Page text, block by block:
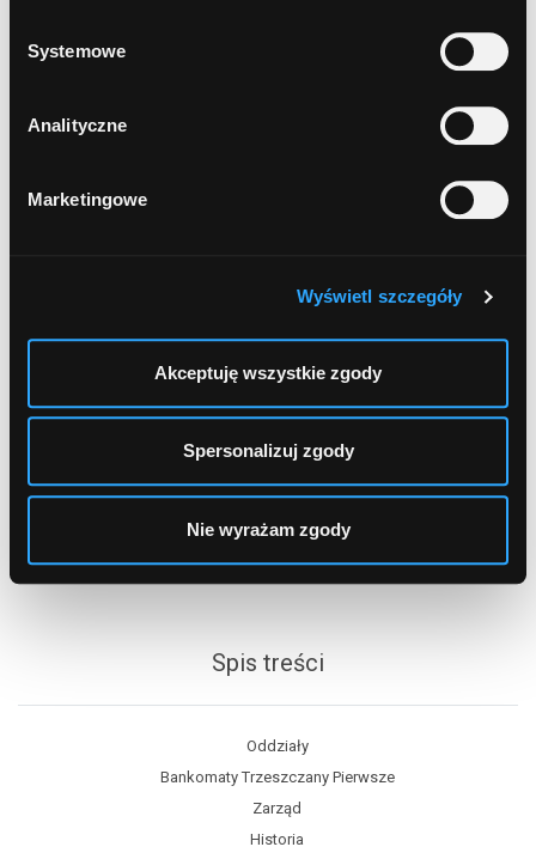
Systemowe
Analityczne
Marketingowe
Wyświetl szczegóły
Akceptuję wszystkie zgody
Spersonalizuj zgody
Nie wyrażam zgody
Spis treści
Oddziały
Bankomaty Trzeszczany Pierwsze
Zarząd
Historia
12 13